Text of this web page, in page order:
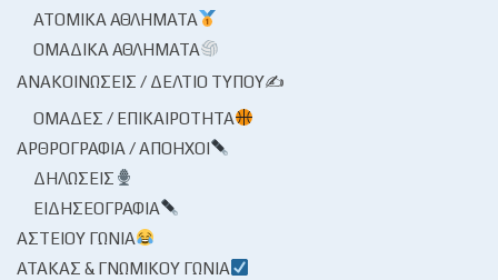
ΑΤΟΜΙΚΆ ΑΘΛΉΜΑΤΑ
ΟΜΑΔΙΚΆ ΑΘΛΉΜΑΤΑ
ΑΝΑΚΟΙΝΏΣΕΙΣ / ΔΕΛΤΊΟ ΤΎΠΟΥ✍
ΟΜΆΔΕΣ / ΕΠΙΚΑΙΡΌΤΗΤΑ
ΑΡΘΡΟΓΡΑΦΊΑ / ΑΠΌΗΧΟΙ
ΔΗΛΏΣΕΙΣ
ΕΙΔΗΣΕΟΓΡΑΦΊΑ
ΑΣΤΕΊΟΥ ΓΩΝΊΑ
ΑΤΆΚΑΣ & ΓΝΩΜΙΚΟΎ ΓΩΝΊΑ